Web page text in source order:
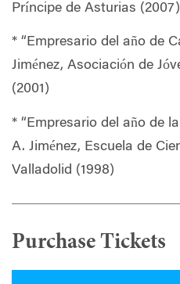
Príncipe de Asturias (2007)
* “Empresario del año de
Jiménez, Asociación de
(2001)
* “Empresario del año de
A. Jiménez, Escuela de
Valladolid (1998)
Purchase Tickets